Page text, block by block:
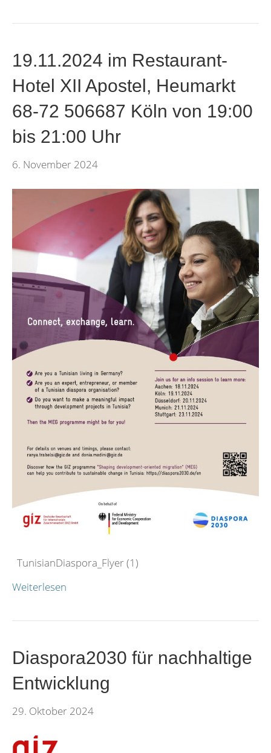
19.11.2024 im Restaurant-
Hotel XII Apostel, Heumarkt
68-72 506687 Köln von 19:00
bis 21:00 Uhr
6. November 2024
TunisianDiaspora_Flyer (1)
Weiterlesen
Diaspora2030 für nachhaltige
Entwicklung
29. Oktober 2024